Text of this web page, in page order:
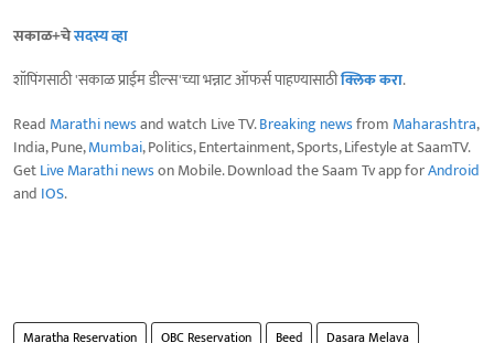
सकाळ+चेसदस्य व्हा
शॉपिंगसाठी 'सकाळ प्राईम डील्स'च्या भन्नाट ऑफर्स पाहण्यासाठीक्लिक करा.
Read Marathi newsand watch Live TV.Breaking newsfrom Maharashtra,
India, Pune,Mumbai, Politics, Entertainment, Sports, Lifestyle at SaamTV.
GetLive Marathi newson Mobile. Download the Saam Tv app forAndroid
and IOS.
Maratha Reservation OBC Reservation Beed
Dasara Melava